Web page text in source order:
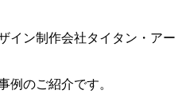
イン制作会社タイタン・アー
例のご紹介です。